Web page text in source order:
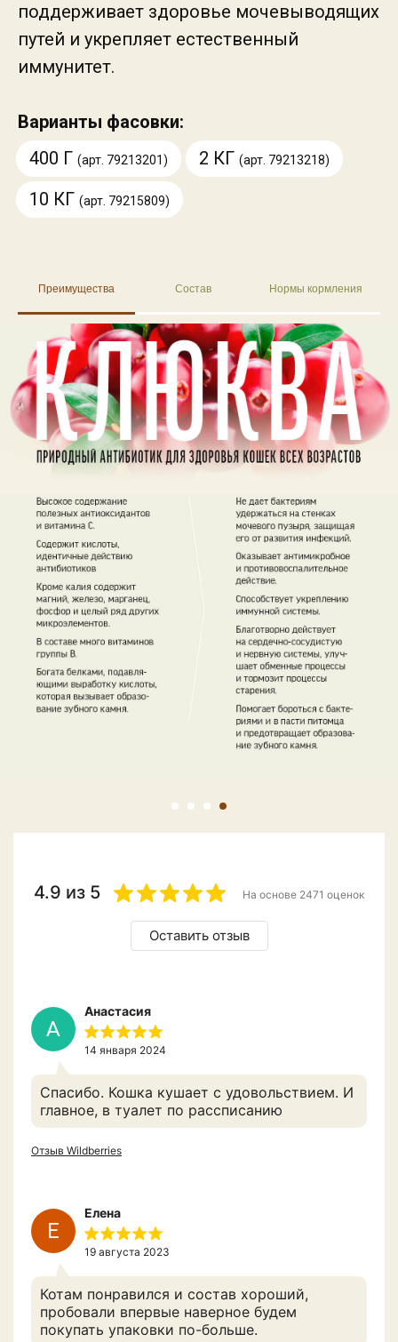
поддерживает здоровье мочевыводящих
путей и укрепляет естественный
иммунитет.
Варианты фасовки:
400 Г (арт. 79213201) 2 КГ (арт. 79213218)
10 КГ (арт. 79215809)
Преимущества Состав Нормы кормления
4.9 из 5 На основе 2471 оценок
Оставить отзыв
А
Анастасия
14 января 2024
Спасибо. Кошка кушает с удовольствием. И
главное, в туалет по рассписанию
Отзыв Wildberries
Е
Елена
19 августа 2023
Котам понравился и состав хороший,
пробовали впервые наверное будем
покупать упаковки по-больше.